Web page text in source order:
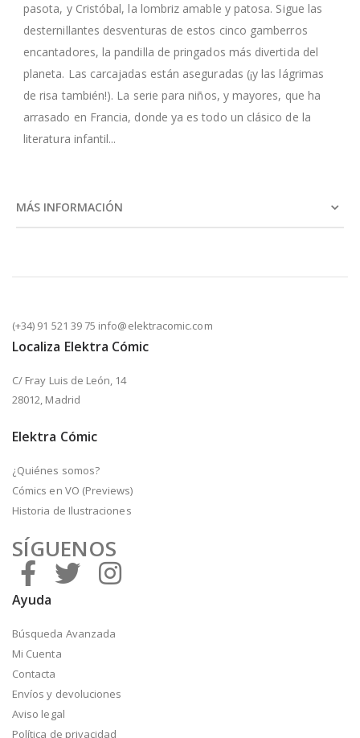
pasota, y Cristóbal, la lombriz amable y patosa. Sigue las
desternillantes desventuras de estos cinco gamberros
encantadores, la pandilla de pringados más divertida del
planeta. Las carcajadas están aseguradas (¡y las lágrimas
de risa también!). La serie para niños, y mayores, que ha
arrasado en Francia, donde ya es todo un clásico de la
literatura infantil...
MÁS INFORMACIÓN
(+34) 91 521 39 75 info@elektracomic.com
Localiza Elektra Cómic
C/ Fray Luis de León, 14
28012, Madrid
Elektra Cómic
¿Quiénes somos?
Cómics en VO (Previews)
Historia de Ilustraciones
SÍGUENOS
Ayuda
Búsqueda Avanzada
Mi Cuenta
Contacta
Envíos y devoluciones
Aviso legal
Política de privacidad